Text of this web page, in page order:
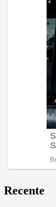
Recente